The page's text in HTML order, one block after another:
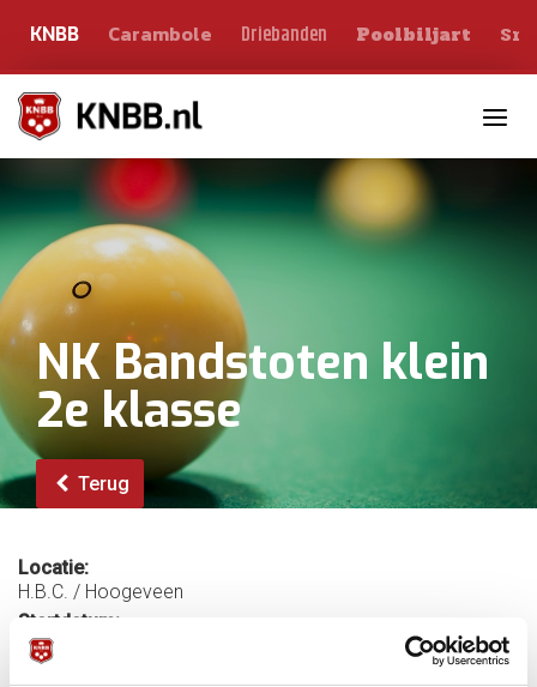
KNBB Carambole Driebanden Poolbiljart
NK Bandstoten klein
2e klasse
Terug
Locatie:
H.B.C. / Hoogeveen
Startdatum:
17 april 2026 - 18:45